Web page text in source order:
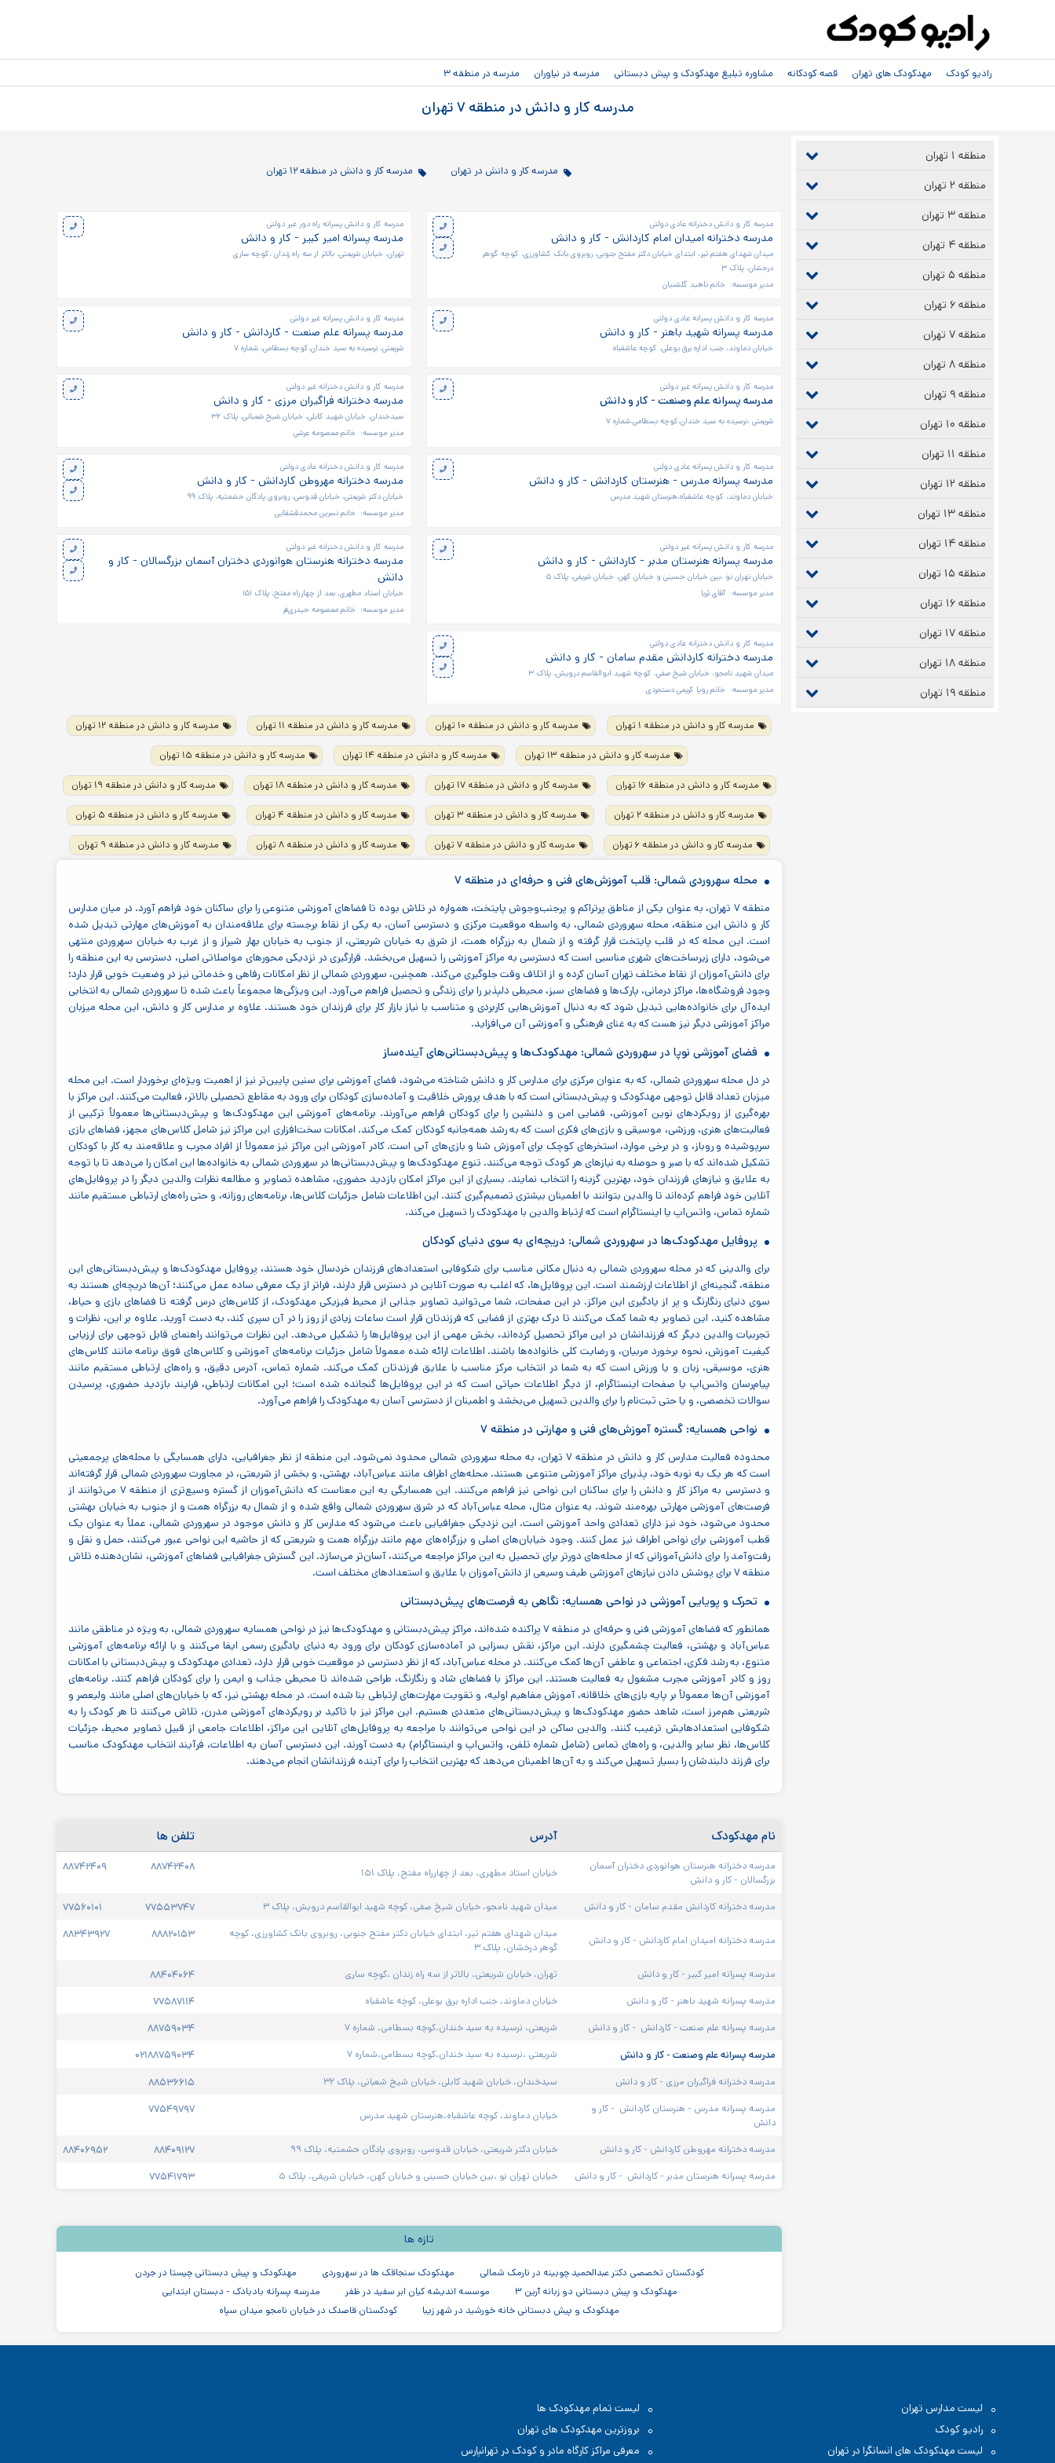
رادیو کودک مهدکودک های تهران قصه کودکانه مشاوره تبلیغ مهدکودک و پیش دبستانی مدرسه در نیاوران مدرسه در منطقه ۳
مدرسه کار و دانش در منطقه ۷ تهران
منطقه ۱ تهران
منطقه ۲ تهران
منطقه ۳ تهران
منطقه ۴ تهران
منطقه ۵ تهران
منطقه ۶ تهران
منطقه ۷ تهران
منطقه ۸ تهران
منطقه ۹ تهران
منطقه ۱۰ تهران
منطقه ۱۱ تهران
منطقه ۱۲ تهران
منطقه ۱۳ تهران
منطقه ۱۴ تهران
منطقه ۱۵ تهران
منطقه ۱۶ تهران
منطقه ۱۷ تهران
منطقه ۱۸ تهران
منطقه ۱۹ تهران
مدرسه کار و دانش در تهران مدرسه کار و دانش در منطقه ۱۲ تهران
مدرسه کار و دانش دخترانه عادی دولتی
مدرسه دخترانه امیدان امام کاردانش - کار و دانش
میدان شهدای هفتم تیر، ابتدای خیابان دکتر مفتح جنوبی، روبروی بانک کشاورزی، کوچه گوهر
درخشان، پلاک ۳
مدیر موسسه: خانم ناهید گلشنیان
مدرسه کار و دانش پسرانه راه دور غیر دولتی
مدرسه پسرانه امیر کبیر - کار و دانش
تهران، خیابان شریعتی، بالاتر از سه راه زندان ،کوچه ساری
مدرسه کار و دانش پسرانه عادی دولتی
مدرسه پسرانه شهید باهنر - کار و دانش
خیابان دماوند، جنب اداره برق بوعلی، کوچه عاشقباه
مدرسه کار و دانش پسرانه غیر دولتی
مدرسه پسرانه علم صنعت - کاردانش - کار و دانش
شریعتی، نرسیده به سید خندان،کوچه بسطامی، شماره ۷
مدرسه کار و دانش پسرانه غیر دولتی
مدرسه پسرانه علم وصنعت - کار و دانش
شریعتی ،نرسیده به سید خندان،کوچه بسطامی،شماره ۷
مدرسه کار و دانش دخترانه غیر دولتی
مدرسه دخترانه فراگیران مرزی - کار و دانش
سیدخندان، خیابان شهید کابلی، خیابان شیخ شعبانی، پلاک ۳۲
مدیر موسسه: خانم معصومه عرشی
مدرسه کار و دانش پسرانه عادی دولتی
مدرسه پسرانه مدرس - هنرستان کاردانش - کار و دانش
خیابان دماوند، کوچه عاشقباه،هنرستان شهید مدرس
مدرسه کار و دانش دخترانه عادی دولتی
مدرسه دخترانه مهروطن کاردانش - کار و دانش
خیابان دکتر شریعتی، خیابان قدوسی، روبروی پادگان حشمتیه، پلاک ۹۹
مدیر موسسه: خانم نسرین محمدقشقایی
مدرسه کار و دانش پسرانه غیر دولتی
مدرسه پسرانه هنرستان مدبر - کاردانش - کار و دانش
خیابان تهران نو ،بین خیابان حسینی و خیابان کهن، خیابان شریفی، پلاک ۵
مدیر موسسه: آقای ثریا
مدرسه کار و دانش دخترانه غیر دولتی
مدرسه دخترانه هنرستان هوانوردی دختران آسمان بزرگسالان - کار و
دانش
خیابان استاد مطهری، بعد از چهارراه مفتح، پلاک ۱۵۱
مدیر موسسه: خانم معصومه حیدری‌فر
مدرسه کار و دانش دخترانه عادی دولتی
مدرسه دخترانه کاردانش مقدم سامان - کار و دانش
میدان شهید نامجو، خیابان شیخ صفی، کوچه شهید ابوالقاسم درویش، پلاک ۳
مدیر موسسه: خانم رویا کریمی دستجردی
مدرسه کار و دانش در منطقه ۱ تهران مدرسه کار و دانش در منطقه ۱۰ تهران مدرسه کار و دانش در منطقه ۱۱ تهران مدرسه کار و دانش در منطقه ۱۲ تهران
مدرسه کار و دانش در منطقه ۱۳ تهران مدرسه کار و دانش در منطقه ۱۴ تهران مدرسه کار و دانش در منطقه ۱۵ تهران
مدرسه کار و دانش در منطقه ۱۶ تهران مدرسه کار و دانش در منطقه ۱۷ تهران مدرسه کار و دانش در منطقه ۱۸ تهران مدرسه کار و دانش در منطقه ۱۹ تهران
مدرسه کار و دانش در منطقه ۲ تهران مدرسه کار و دانش در منطقه ۳ تهران مدرسه کار و دانش در منطقه ۴ تهران مدرسه کار و دانش در منطقه ۵ تهران
مدرسه کار و دانش در منطقه ۶ تهران مدرسه کار و دانش در منطقه ۷ تهران مدرسه کار و دانش در منطقه ۸ تهران مدرسه کار و دانش در منطقه ۹ تهران
محله سهروردی شمالی: قلب آموزش‌های فنی و حرفه‌ای در منطقه ۷
منطقه ۷ تهران، به عنوان یکی از مناطق پرتراکم و پرجنب‌وجوش پایتخت، همواره در تلاش بوده تا فضاهای آموزشی متنوعی را برای ساکنان خود فراهم آورد. در میان مدارس
کار و دانش این منطقه، محله سهروردی شمالی، به واسطه موقعیت مرکزی و دسترسی آسان، به یکی از نقاط برجسته برای علاقه‌مندان به آموزش‌های مهارتی تبدیل شده
است. این محله که در قلب پایتخت قرار گرفته و از شمال به بزرگراه همت، از شرق به خیابان شریعتی، از جنوب به خیابان بهار شیراز و از غرب به خیابان سهروردی منتهی
می‌شود، دارای زیرساخت‌های شهری مناسبی است که دسترسی به مراکز آموزشی را تسهیل می‌بخشد. قرارگیری در نزدیکی محورهای مواصلاتی اصلی، دسترسی به این منطقه را
برای دانش‌آموزان از نقاط مختلف تهران آسان کرده و از اتلاف وقت جلوگیری می‌کند. همچنین، سهروردی شمالی از نظر امکانات رفاهی و خدماتی نیز در وضعیت خوبی قرار دارد؛
وجود فروشگاه‌ها، مراکز درمانی، پارک‌ها و فضاهای سبز، محیطی دلپذیر را برای زندگی و تحصیل فراهم می‌آورد. این ویژگی‌ها مجموعاً باعث شده تا سهروردی شمالی به انتخابی
ایده‌آل برای خانواده‌هایی تبدیل شود که به دنبال آموزش‌هایی کاربردی و متناسب با نیاز بازار کار برای فرزندان خود هستند. علاوه بر مدارس کار و دانش، این محله میزبان
مراکز آموزشی دیگر نیز هست که به غنای فرهنگی و آموزشی آن می‌افزاید.
فضای آموزشی نوپا در سهروردی شمالی: مهدکودک‌ها و پیش‌دبستانی‌های آینده‌ساز
در دل محله سهروردی شمالی، که به عنوان مرکزی برای مدارس کار و دانش شناخته می‌شود، فضای آموزشی برای سنین پایین‌تر نیز از اهمیت ویژه‌ای برخوردار است. این محله
میزبان تعداد قابل توجهی مهدکودک و پیش‌دبستانی است که با هدف پرورش خلاقیت و آماده‌سازی کودکان برای ورود به مقاطع تحصیلی بالاتر، فعالیت می‌کنند. این مراکز با
بهره‌گیری از رویکردهای نوین آموزشی، فضایی امن و دلنشین را برای کودکان فراهم می‌آورند. برنامه‌های آموزشی این مهدکودک‌ها و پیش‌دبستانی‌ها معمولاً ترکیبی از
فعالیت‌های هنری، ورزشی، موسیقی و بازی‌های فکری است که به رشد همه‌جانبه کودکان کمک می‌کند. امکانات سخت‌افزاری این مراکز نیز شامل کلاس‌های مجهز، فضاهای بازی
سرپوشیده و روباز، و در برخی موارد، استخرهای کوچک برای آموزش شنا و بازی‌های آبی است. کادر آموزشی این مراکز نیز معمولاً از افراد مجرب و علاقه‌مند به کار با کودکان
تشکیل شده‌اند که با صبر و حوصله به نیازهای هر کودک توجه می‌کنند. تنوع مهدکودک‌ها و پیش‌دبستانی‌ها در سهروردی شمالی به خانواده‌ها این امکان را می‌دهد تا با توجه
به علایق و نیازهای فرزندان خود، بهترین گزینه را انتخاب نمایند. بسیاری از این مراکز امکان بازدید حضوری، مشاهده تصاویر و مطالعه نظرات والدین دیگر را در پروفایل‌های
آنلاین خود فراهم کرده‌اند تا والدین بتوانند با اطمینان بیشتری تصمیم‌گیری کنند. این اطلاعات شامل جزئیات کلاس‌ها، برنامه‌های روزانه، و حتی راه‌های ارتباطی مستقیم مانند
شماره تماس، واتس‌اپ یا اینستاگرام است که ارتباط والدین با مهدکودک را تسهیل می‌کند.
پروفایل مهدکودک‌ها در سهروردی شمالی: دریچه‌ای به سوی دنیای کودکان
برای والدینی که در محله سهروردی شمالی به دنبال مکانی مناسب برای شکوفایی استعدادهای فرزندان خردسال خود هستند، پروفایل مهدکودک‌ها و پیش‌دبستانی‌های این
منطقه، گنجینه‌ای از اطلاعات ارزشمند است. این پروفایل‌ها، که اغلب به صورت آنلاین در دسترس قرار دارند، فراتر از یک معرفی ساده عمل می‌کنند؛ آن‌ها دریچه‌ای هستند به
سوی دنیای رنگارنگ و پر از یادگیری این مراکز. در این صفحات، شما می‌توانید تصاویر جذابی از محیط فیزیکی مهدکودک، از کلاس‌های درس گرفته تا فضاهای بازی و حیاط،
مشاهده کنید. این تصاویر به شما کمک می‌کنند تا درک بهتری از فضایی که فرزندتان قرار است ساعات زیادی از روز را در آن سپری کند، به دست آورید. علاوه بر این، نظرات و
تجربیات والدین دیگر که فرزندانشان در این مراکز تحصیل کرده‌اند، بخش مهمی از این پروفایل‌ها را تشکیل می‌دهد. این نظرات می‌توانند راهنمای قابل توجهی برای ارزیابی
کیفیت آموزش، نحوه برخورد مربیان، و رضایت کلی خانواده‌ها باشند. اطلاعات ارائه شده معمولاً شامل جزئیات برنامه‌های آموزشی و کلاس‌های فوق برنامه مانند کلاس‌های
هنری، موسیقی، زبان و یا ورزش است که به شما در انتخاب مرکز مناسب با علایق فرزندتان کمک می‌کند. شماره تماس، آدرس دقیق، و راه‌های ارتباطی مستقیم مانند
پیام‌رسان واتس‌اپ یا صفحات اینستاگرام، از دیگر اطلاعات حیاتی است که در این پروفایل‌ها گنجانده شده است؛ این امکانات ارتباطی، فرایند بازدید حضوری، پرسیدن
سوالات تخصصی، و یا حتی ثبت‌نام را برای والدین تسهیل می‌بخشد و اطمینان از دسترسی آسان به مهدکودک را فراهم می‌آورد.
نواحی همسایه: گستره آموزش‌های فنی و مهارتی در منطقه ۷
محدوده فعالیت مدارس کار و دانش در منطقه ۷ تهران، به محله سهروردی شمالی محدود نمی‌شود. این منطقه از نظر جغرافیایی، دارای همسایگی با محله‌های پرجمعیتی
است که هر یک به نوبه خود، پذیرای مراکز آموزشی متنوعی هستند. محله‌های اطراف مانند عباس‌آباد، بهشتی، و بخشی از شریعتی، در مجاورت سهروردی شمالی قرار گرفته‌اند
و دسترسی به مراکز کار و دانش را برای ساکنان این نواحی نیز فراهم می‌کنند. این همسایگی به این معناست که دانش‌آموزان از گستره وسیع‌تری از منطقه ۷ می‌توانند از
فرصت‌های آموزشی مهارتی بهره‌مند شوند. به عنوان مثال، محله عباس‌آباد که در شرق سهروردی شمالی واقع شده و از شمال به بزرگراه همت و از جنوب به خیابان بهشتی
محدود می‌شود، خود نیز دارای تعدادی واحد آموزشی است. این نزدیکی جغرافیایی باعث می‌شود که مدارس کار و دانش موجود در سهروردی شمالی، عملاً به عنوان یک
قطب آموزشی برای نواحی اطراف نیز عمل کنند. وجود خیابان‌های اصلی و بزرگراه‌های مهم مانند بزرگراه همت و شریعتی که از حاشیه این نواحی عبور می‌کنند، حمل و نقل و
رفت‌وآمد را برای دانش‌آموزانی که از محله‌های دورتر برای تحصیل به این مراکز مراجعه می‌کنند، آسان‌تر می‌سازد. این گسترش جغرافیایی فضاهای آموزشی، نشان‌دهنده تلاش
منطقه ۷ برای پوشش دادن نیازهای آموزشی طیف وسیعی از دانش‌آموزان با علایق و استعدادهای مختلف است.
تحرک و پویایی آموزشی در نواحی همسایه: نگاهی به فرصت‌های پیش‌دبستانی
همانطور که فضاهای آموزشی فنی و حرفه‌ای در منطقه ۷ پراکنده شده‌اند، مراکز پیش‌دبستانی و مهدکودک‌ها نیز در نواحی همسایه سهروردی شمالی، به ویژه در مناطقی مانند
عباس‌آباد و بهشتی، فعالیت چشمگیری دارند. این مراکز، نقش بسزایی در آماده‌سازی کودکان برای ورود به دنیای یادگیری رسمی ایفا می‌کنند و با ارائه برنامه‌های آموزشی
متنوع، به رشد فکری، اجتماعی و عاطفی آن‌ها کمک می‌کنند. در محله عباس‌آباد، که از نظر دسترسی در موقعیت خوبی قرار دارد، تعدادی مهدکودک و پیش‌دبستانی با امکانات
روز و کادر آموزشی مجرب مشغول به فعالیت هستند. این مراکز با فضاهای شاد و رنگارنگ، طراحی شده‌اند تا محیطی جذاب و ایمن را برای کودکان فراهم کنند. برنامه‌های
آموزشی آن‌ها معمولاً بر پایه بازی‌های خلاقانه، آموزش مفاهیم اولیه، و تقویت مهارت‌های ارتباطی بنا شده است. در محله بهشتی نیز، که با خیابان‌های اصلی مانند ولیعصر و
شریعتی هم‌مرز است، شاهد حضور مهدکودک‌ها و پیش‌دبستانی‌های متعددی هستیم. این مراکز نیز با تاکید بر رویکردهای آموزشی مدرن، تلاش می‌کنند تا هر کودک را به
شکوفایی استعدادهایش ترغیب کنند. والدین ساکن در این نواحی می‌توانند با مراجعه به پروفایل‌های آنلاین این مراکز، اطلاعات جامعی از قبیل تصاویر محیط، جزئیات
کلاس‌ها، نظر سایر والدین، و راه‌های تماس (شامل شماره تلفن، واتس‌اپ و اینستاگرام) به دست آورند. این دسترسی آسان به اطلاعات، فرآیند انتخاب مهدکودک مناسب
برای فرزند دلبندشان را بسیار تسهیل می‌کند و به آن‌ها اطمینان می‌دهد که بهترین انتخاب را برای آینده فرزندانشان انجام می‌دهند.
نام مهدکودک آدرس تلفن ها
مدرسه دخترانه هنرستان هوانوردی دختران آسمان
بزرگسالان - کار و دانش
خیابان استاد مطهری، بعد از چهارراه مفتح، پلاک ۱۵۱ ۸۸۷۴۲۴۰۸ ۸۸۷۴۲۴۰۹
مدرسه دخترانه کاردانش مقدم سامان - کار و دانش میدان شهید نامجو، خیابان شیخ صفی، کوچه شهید ابوالقاسم درویش، پلاک ۳ ۷۷۵۵۳۷۴۷ ۷۷۵۶۰۱۰۱
مدرسه دخترانه امیدان امام کاردانش - کار و دانش
میدان شهدای هفتم تیر، ابتدای خیابان دکتر مفتح جنوبی، روبروی بانک کشاورزی، کوچه
گوهر درخشان، پلاک ۳
۸۸۸۲۰۱۵۳ ۸۸۳۴۳۹۲۷
مدرسه پسرانه امیر کبیر - کار و دانش تهران، خیابان شریعتی، بالاتر از سه راه زندان ،کوچه ساری ۸۸۴۰۴۰۶۴
مدرسه پسرانه شهید باهنر - کار و دانش خیابان دماوند، جنب اداره برق بوعلی، کوچه عاشقباه ۷۷۵۸۷۱۱۴
مدرسه پسرانه علم صنعت - کاردانش  - کار و دانش شریعتی، نرسیده به سید خندان،کوچه بسطامی، شماره ۷
۸۸۷۵۹۰۳۴
مدرسه پسرانه علم وصنعت - کار و دانش
شریعتی ،نرسیده به سید خندان،کوچه بسطامی،شماره ۷ ۰۲۱۸۸۷۵۹۰۳۴
مدرسه دخترانه فراگیران مرزی - کار و دانش سیدخندان، خیابان شهید کابلی، خیابان شیخ شعبانی، پلاک ۳۲ ۸۸۵۳۶۶۱۵
مدرسه پسرانه مدرس - هنرستان کاردانش  - کار و
دانش
خیابان دماوند، کوچه عاشقباه،هنرستان شهید مدرس ۷۷۵۴۹۷۹۷
مدرسه دخترانه مهروطن کاردانش - کار و دانش خیابان دکتر شریعتی، خیابان قدوسی، روبروی پادگان حشمتیه، پلاک ۹۹ ۸۸۴۰۹۱۲۷ ۸۸۴۰۶۹۵۲
مدرسه پسرانه هنرستان مدبر - کاردانش  - کار و دانش خیابان تهران نو ،بین خیابان حسینی و خیابان کهن، خیابان شریفی، پلاک ۵ ۷۷۵۴۱۷۹۳
تازه ها
کودکستان تخصصی دکتر عبدالحمید چوبینه در نارمک شمالی مهدکودک سنجاقک ها در سهروردی
مهدکودک و پیش دبستانی چیستا در جردن
مهدکودک و پیش دبستانی دو زبانه آرین ۳
موسسه اندیشه کیان ابر سفید در ظفر
مدرسه پسرانه بادبادک - دبستان ابتدایی
مهدکودک و پیش دبستانی خانه خورشید در شهر زیبا
کودکستان قاصدک در خیابان نامجو میدان سپاه
لیست مدارس تهران
لیست تمام مهدکودک ها
رادیو کودک
بروزترین مهدکودک های تهران
لیست مهدکودک های انسانگرا در تهران
معرفی مراکز کارگاه مادر و کودک در تهرانپارس